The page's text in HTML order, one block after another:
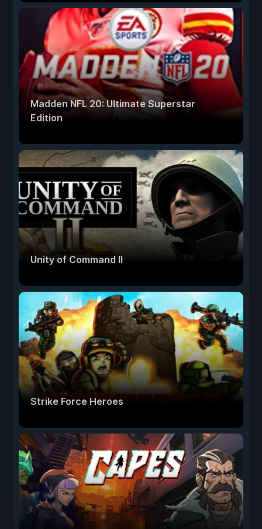
Madden NFL 20: Ultimate Superstar
Edition
Unity of Command II
Strike Force Heroes